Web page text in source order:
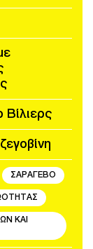
Βίλιερς
ΣΑΡΑΓΕΒΟ
ΚΑΙ